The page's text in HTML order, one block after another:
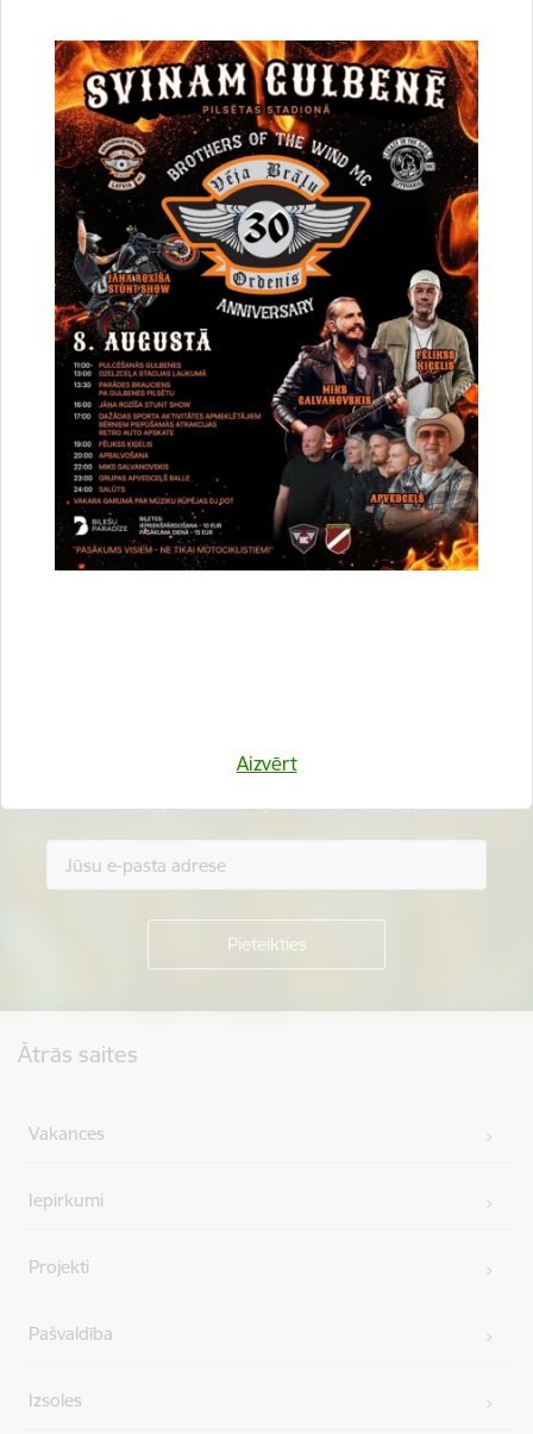
Aizvērt
Drukāt lapu
Dalīties
Vai šī informācija bija noderīga?
Esi pirmais, kurš uzzina!
Ātrās saites
Vakances
Iepirkumi
Projekti
Pašvaldība
Izsoles